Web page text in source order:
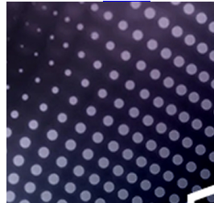
Spēles un kontrolieri
Printeri
Lādētāji un adapteri
Atmiņas kartes
Tīkla iekārtas
Datorsomas
Datorkrēsli
Programmatūra
Noderīgi
Iekārtu apdrošināšana
Nomaksas līgums
Viedpulksteņi